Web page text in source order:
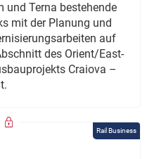
und Terna bestehende
mit der Planung und
auf
des Orient/East-
Craiova –
Rail Business